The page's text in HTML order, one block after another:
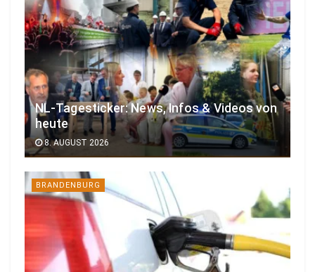
NL-Tagesticker: News, Infos & Videos von
heute
8. AUGUST 2026
BRANDENBURG